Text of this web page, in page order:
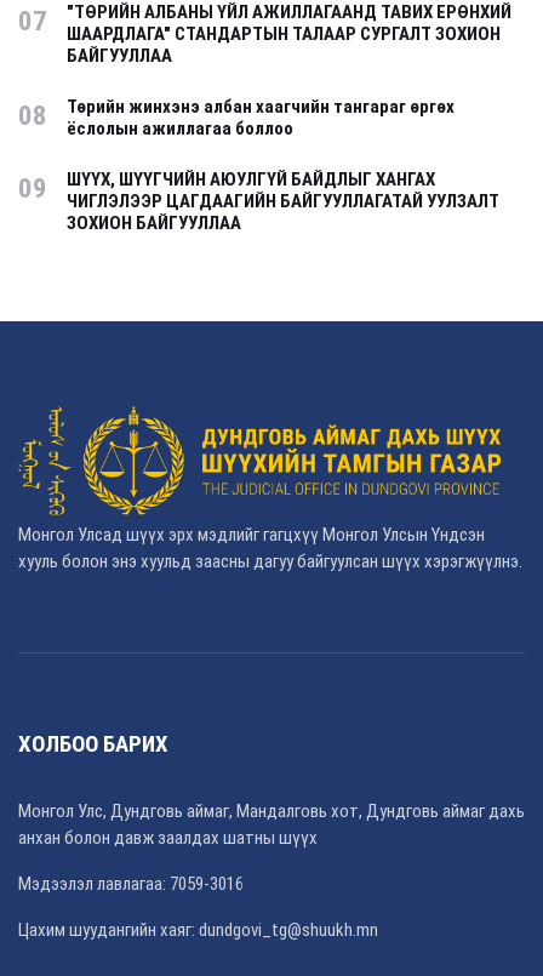
07
"ТӨРИЙН АЛБАНЫ ҮЙЛ АЖИЛЛАГААНД ТАВИХ ЕРӨНХИЙ
ШААРДЛАГА" СТАНДАРТЫН ТАЛААР СУРГАЛТ ЗОХИОН
БАЙГУУЛЛАА
08
Төрийн жинхэнэ албан хаагчийн тангараг өргөх
ёслолын ажиллагаа боллоо
09
ШҮҮХ, ШҮҮГЧИЙН АЮУЛГҮЙ БАЙДЛЫГ ХАНГАХ
ЧИГЛЭЛЭЭР ЦАГДААГИЙН БАЙГУУЛЛАГАТАЙ УУЛЗАЛТ
ЗОХИОН БАЙГУУЛЛАА
Монгол Улсад шүүх эрх мэдлийг гагцхүү Монгол Улсын Үндсэн
хууль болон энэ хуульд заасны дагуу байгуулсан шүүх хэрэгжүүлнэ.
ХОЛБОО БАРИХ
Монгол Улс, Дундговь аймаг, Мандалговь хот, Дундговь аймаг дахь
анхан болон давж заалдах шатны шүүх
Мэдээлэл лавлагаа: 7059-3016
Цахим шуудангийн хаяг: dundgovi_tg@shuukh.mn